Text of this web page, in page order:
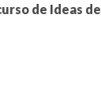
de Ideas de